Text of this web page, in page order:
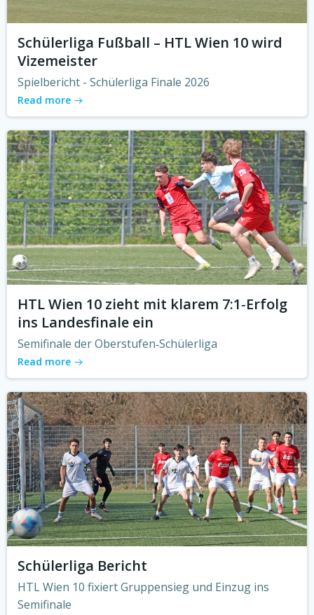
Schülerliga Fußball – HTL Wien 10 wird
Vizemeister
Spielbericht - Schülerliga Finale 2026
Read more
HTL Wien 10 zieht mit klarem 7:1‑Erfolg
ins Landesfinale ein
Semifinale der Oberstufen‑Schülerliga
Read more
Schülerliga Bericht
HTL Wien 10 fixiert Gruppensieg und Einzug ins
Semifinale